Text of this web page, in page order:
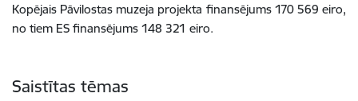
Kopējais Pāvilostas muzeja projekta finansējums 170 569 eiro,
no tiem ES finansējums 148 321 eiro.
Saistītas tēmas